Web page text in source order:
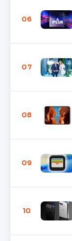
06
07
08
09
10